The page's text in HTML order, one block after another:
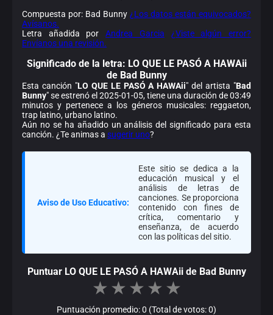
Compuesta por: Bad Bunny ¿Los datos están equivocados?
Avísanos.
Letra añadida porAndrea Garcia
¿Viste algún error?
Envíanos una revisión.
Significado de la letra: LO QUE LE PASÓ A HAWAii
de Bad Bunny
Esta canción "LO QUE LE PASÓ A HAWAii" del artista "Bad
Bunny" se estrenó el 2025-01-05, tiene una duración de 03:49
minutos y pertenece a los géneros musicales: reggaeton,
trap latino, urbano latino.
Aún no se ha añadido un análisis del significado para esta
canción. ¿Te animas a sugerir uno?
Aviso de Uso Educativo:
Este sitio se dedica a la
educación musical y el
análisis de letras de
canciones. Se proporciona
contenido con fines de
crítica, comentario y
enseñanza, de acuerdo
con las políticas del sitio.
Puntuar LO QUE LE PASÓ A HAWAii de Bad Bunny
★ ★ ★ ★ ★
Puntuación promedio: 0 (Total de votos: 0)